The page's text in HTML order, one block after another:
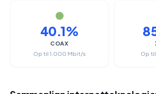
40.1%
COAX
Op til 1.000 Mbit/s
Op